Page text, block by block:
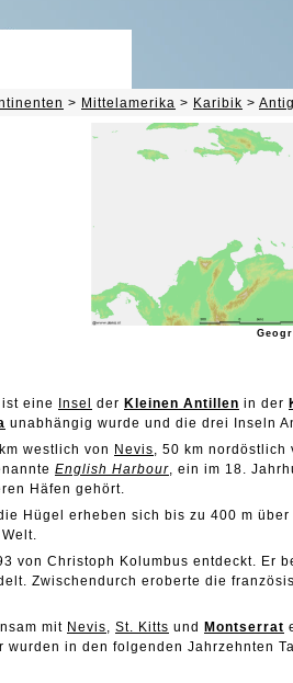
> Mittelamerika > Karibik >
eine Insel der Kleinen Antillen in der
unabhängig wurde und die drei Inseln
westlich von Nevis , 50 km
English Harbour , ein im 18.
Häfen gehört.
Hügel erheben sich bis zu 400 m
von Christoph Kolumbus entdeckt. Er
Zwischendurch eroberte die
mit Nevis St. Kitts und Montserrat
wurden in den folgenden Jahrzehnten